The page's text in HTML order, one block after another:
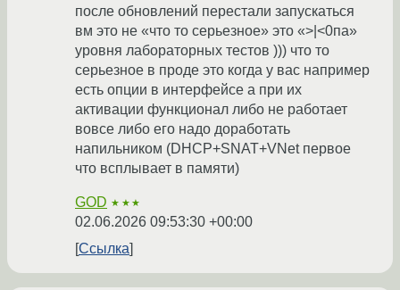
после обновлений перестали запускаться
вм это не «что то серьезное» это «>|<0па»
уровня лабораторных тестов ))) что то
серьезное в проде это когда у вас например
есть опции в интерфейсе а при их
активации функционал либо не работает
вовсе либо его надо доработать
напильником (DHCP+SNAT+VNet первое
что всплывает в памяти)
GOD ★★★
02.06.2026 09:53:30 +00:00
Ссылка